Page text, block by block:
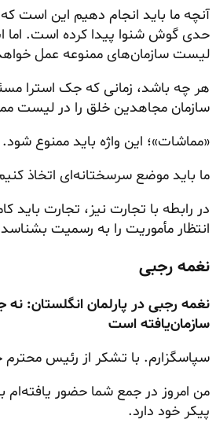
آنچه ما باید انجام دهیم این است
حدی گوش شنوا پیدا کرده است. اما
لیست سازمان‌های ممنوعه عمل
هر چه باشد، زمانی که جک استرا
سازمان مجاهدین خلق را در لیست
«مماشات»؛ این واژه باید ممنوع
ما باید موضع سرسختانه‌ای اتخاذ
در رابطه با تجارت نیز، تجارت باید
انتظار مأموریت را به رسمیت
نغمه رجبی
نغمه رجبی در پارلمان انگلستان:
سازمان‌یافته است
سپاسگزارم. با تشکر از رئیس محترم
من امروز در جمع شما حضور یافته‌ام
پیکر خود دارد.